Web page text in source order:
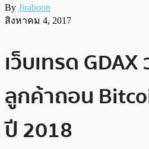
By Jiraboon
สิงหาคม 4, 2017
เว็บเทรด
ลูกค้าถอน
ปี 2018